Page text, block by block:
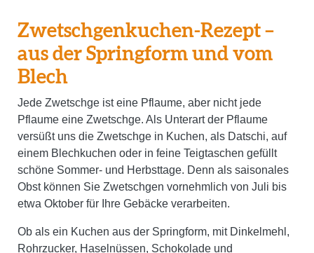
Zwetschgenkuchen-Rezept –
aus der Springform und vom
Blech
Jede Zwetschge ist eine Pflaume, aber nicht jede
Pflaume eine Zwetschge. Als Unterart der Pflaume
versüßt uns die Zwetschge in Kuchen, als Datschi, auf
einem Blechkuchen oder in feine Teigtaschen gefüllt
schöne Sommer- und Herbsttage. Denn als saisonales
Obst können Sie Zwetschgen vornehmlich von Juli bis
etwa Oktober für Ihre Gebäcke verarbeiten.
Ob als ein Kuchen aus der Springform, mit Dinkelmehl,
Rohrzucker, Haselnüssen, Schokolade und